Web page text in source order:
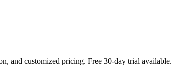
and customized pricing. Free 30-day trial available.